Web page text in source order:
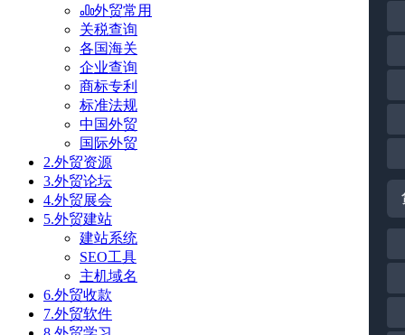
外贸常用
关税查询
各国海关
企业查询
商标专利
标准法规
中国外贸
国际外贸
2.外贸资源
3.外贸论坛
4.外贸展会
5.外贸建站
建站系统
SEO工具
主机域名
6.外贸收款
7.外贸软件